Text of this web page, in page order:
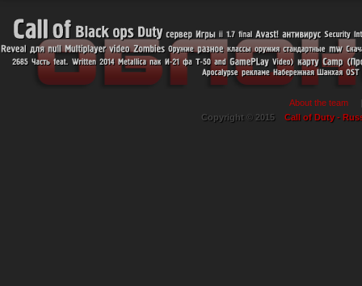
About the team
Copyright © 2015 Call of Duty -